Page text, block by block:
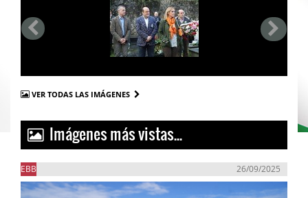
VER TODAS LAS IMÁGENES
Imágenes más vistas...
EBB 26/09/2025